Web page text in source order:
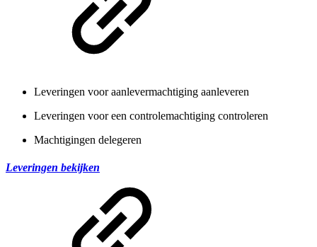
Leveringen voor aanlevermachtiging aanleveren
Leveringen voor een controlemachtiging controleren
Machtigingen delegeren
Leveringen bekijken